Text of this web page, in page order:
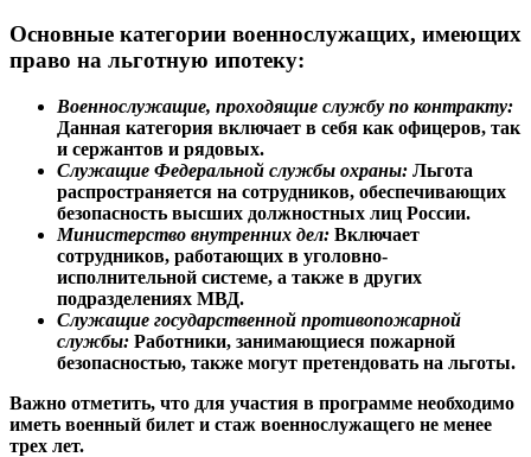
Основные категории военнослужащих, имеющих
право на льготную ипотеку:
Военнослужащие, проходящие службу по контракту:
Данная категория включает в себя как офицеров, так
и сержантов и рядовых.
Служащие Федеральной службы охраны: Льгота
распространяется на сотрудников, обеспечивающих
безопасность высших должностных лиц России.
Министерство внутренних дел: Включает
сотрудников, работающих в уголовно-
исполнительной системе, а также в других
подразделениях МВД.
Служащие государственной противопожарной
службы: Работники, занимающиеся пожарной
безопасностью, также могут претендовать на льготы.
Важно отметить, что для участия в программе необходимо
иметь военный билет и стаж военнослужащего не менее
трех лет.